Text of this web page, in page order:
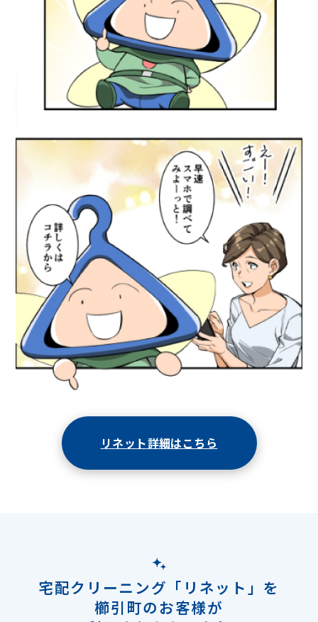
リネット詳細はこちら
宅配クリーニング「リネット」を
櫛引町のお客様が